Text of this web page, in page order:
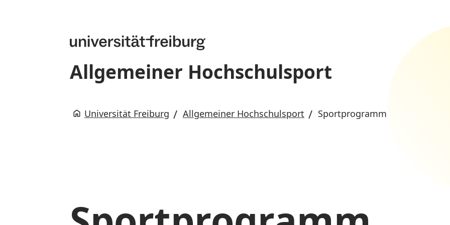
Allgemeiner Hochschulsport
Universität Freiburg Allgemeiner Hochschulsport Sportprogramm